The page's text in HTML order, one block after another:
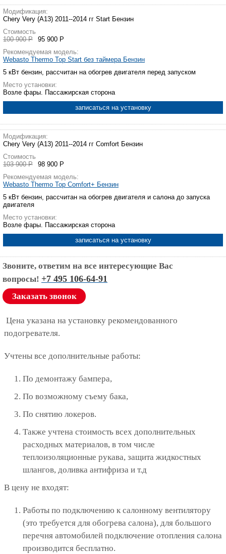
Модификация:
Chery Very (A13) 2011--2014 гг Start Бензин
Стоимость
100 900 Р
95 900 Р
Рекомендуемая модель:
Webasto Thermo Top Start без таймера Бензин
5 кВт бензин, рассчитан на обогрев двигателя перед запуском
Место установки:
Возле фары. Пассажирская сторона
записаться на установку
Модификация:
Chery Very (A13) 2011--2014 гг Comfort Бензин
Стоимость
103 900 Р
98 900 Р
Рекомендуемая модель:
Webasto Thermo Top Comfort+ Бензин
5 кВт бензин, рассчитан на обогрев двигателя и салона до запуска
двигателя
Место установки:
Возле фары. Пассажирская сторона
записаться на установку
Звоните, ответим на все интересующие Вас
вопросы! +7 495 106-64-91
Заказать звонок
Цена указана на установку рекомендованного
подогревателя.
Учтены все дополнительные работы:
По демонтажу бампера,
По возможному съему бака,
По снятию локеров.
Также учтена стоимость всех дополнительных
расходных материалов, в том числе
теплоизоляционные рукава, защита жидкостных
шлангов, доливка антифриза и т.д
В цену не входят:
Работы по подключению к салонному вентилятору
(это требуется для обогрева салона), для большого
перечня автомобилей подключение отопления салона
производится бесплатно.